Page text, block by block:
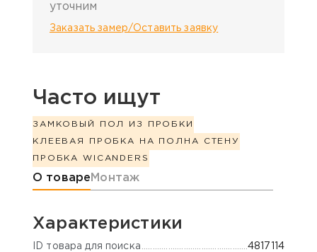
уточним
Заказать замер/Оставить заявку
Часто ищут
ЗАМКОВЫЙ ПОЛ ИЗ ПРОБКИ
КЛЕЕВАЯ ПРОБКА НА ПОЛ НА СТЕНУ
ПРОБКА WICANDERS
Информация о товаре
О товаре Монтаж
Характеристики
ID товара для поиска 4817114